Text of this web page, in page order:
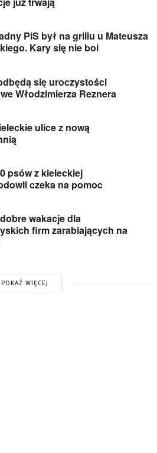
PiS był na grillu u Mateusza
Kary się nie boi
się uroczystości
Włodzimierza Reznera
ulice z nową
psów z kieleckiej
czeka na pomoc
wakacje dla
firm zarabiających na
POKAŻ WIĘCEJ